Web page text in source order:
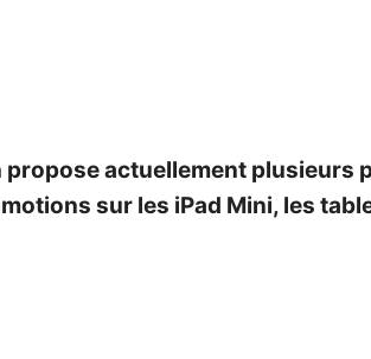
propose actuellement plusieurs
sur les iPad Mini, les